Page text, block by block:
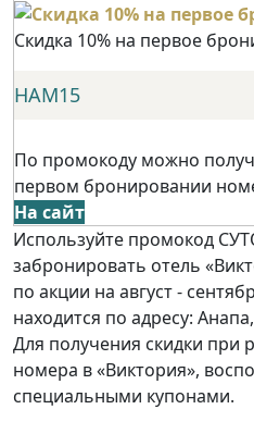
Скидка 10% на первое
НАМ15
По промокоду можно
первом бронировании
На сайт
Используйте промокод
забронировать отель
по акции на август -
находится по адресу:
Для получения скидки при
номера в «Виктория»,
специальными купонами.